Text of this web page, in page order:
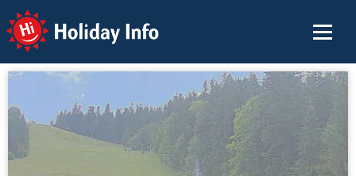
Holiday Info